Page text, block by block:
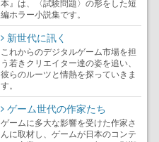
本』は、〈試験問題〉の形をした短
編ホラー小説集です。
新世代に訊く
これからのデジタルゲーム市場を担
う若きクリエイター達の姿を追い、
彼らのルーツと情熱を探っていきま
す。
ゲーム世代の作家たち
ゲームに多大な影響を受けた作家さ
んに取材し、ゲームが日本のコンテ